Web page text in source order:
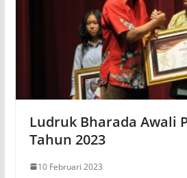
Ludruk Bharada Awali
Tahun 2023
10 Februari 2023